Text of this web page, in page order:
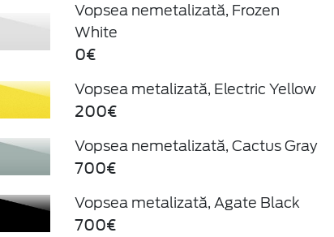
Vopsea nemetalizată, Frozen
White
0€
Vopsea metalizată, Electric Yellow
200€
Vopsea nemetalizată, Cactus Gray
700€
Vopsea metalizată, Agate Black
700€